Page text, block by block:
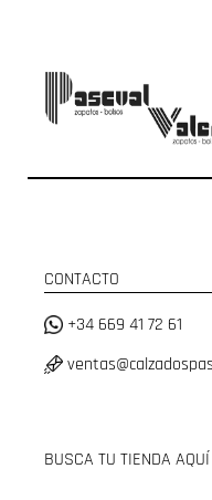
CONTACTO
+34 669 41 72 61
BUSCA TU TIENDA AQUÍ